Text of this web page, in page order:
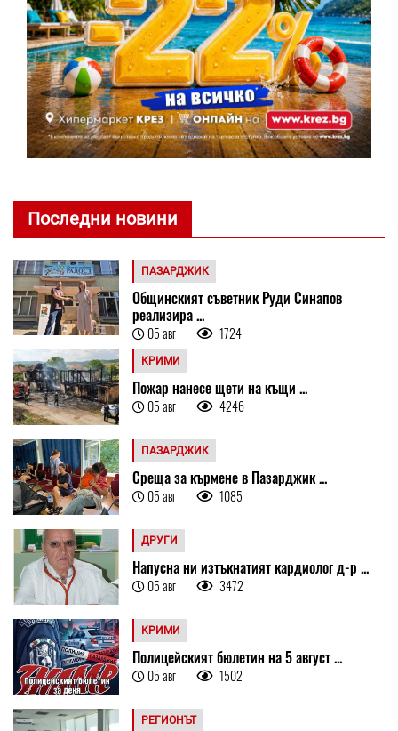
Последни новини
ПАЗАРДЖИК
Общинският съветник Руди Синапов
реализира ...
05 авг 1724
КРИМИ
Пожар нанесе щети на къщи ...
05 авг 4246
ПАЗАРДЖИК
Среща за кърмене в Пазарджик ...
05 авг 1085
ДРУГИ
Напусна ни изтъкнатият кардиолог д-р ...
05 авг 3472
КРИМИ
Полицейският бюлетин на 5 август ...
05 авг 1502
РЕГИОНЪТ